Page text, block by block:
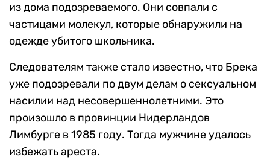
из дома подозреваемого. Они совпали с
частицами молекул, которые обнаружили на
одежде убитого школьника.
Следователям также стало известно, что Брека
уже подозревали по двум делам о сексуальном
насилии над несовершеннолетними. Это
произошло в провинции Нидерландов
Лимбурге в 1985 году. Тогда мужчине удалось
избежать ареста.